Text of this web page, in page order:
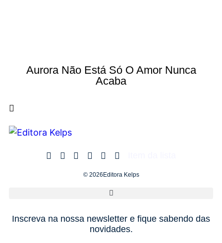
Aurora Não Está Só O Amor Nunca
Acaba
© 2026Editora Kelps
Inscreva na nossa newsletter e fique sabendo das
novidades.